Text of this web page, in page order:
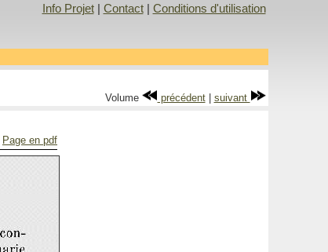
Info Projet| Contact| Conditions d'utilisation
Volume précédent| suivant
Page en pdf